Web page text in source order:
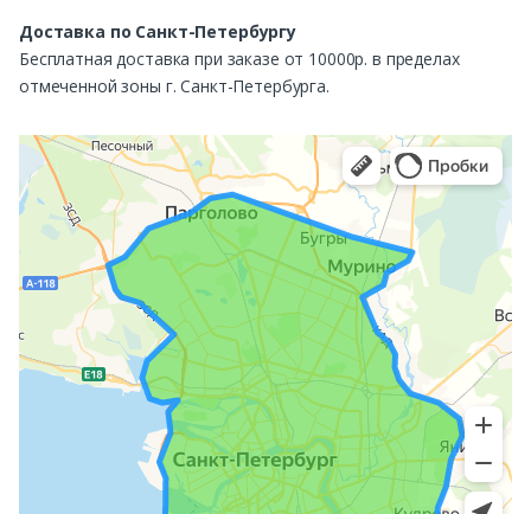
Доставка по Санкт-Петербургу
Бесплатная доставка при заказе от 10000р. в пределах
отмеченной зоны г. Санкт-Петербурга.